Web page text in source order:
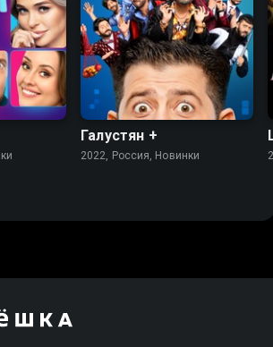
Галустян +
2022, Россия, Новинки